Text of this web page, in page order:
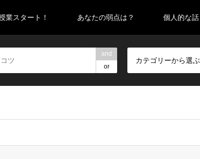
業スタート！ あなたの弱点は？ 個人的な話
and
or
カテゴリーから選ぶ